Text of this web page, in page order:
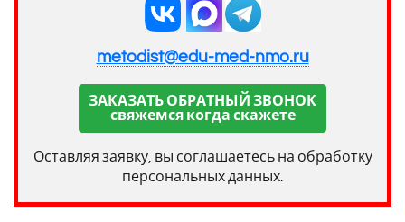
metodist@edu-med-nmo.ru
ЗАКАЗАТЬ ОБРАТНЫЙ ЗВОНОК
свяжемся когда скажете
Оставляя заявку, вы соглашаетесь на обработку
персональных данных.